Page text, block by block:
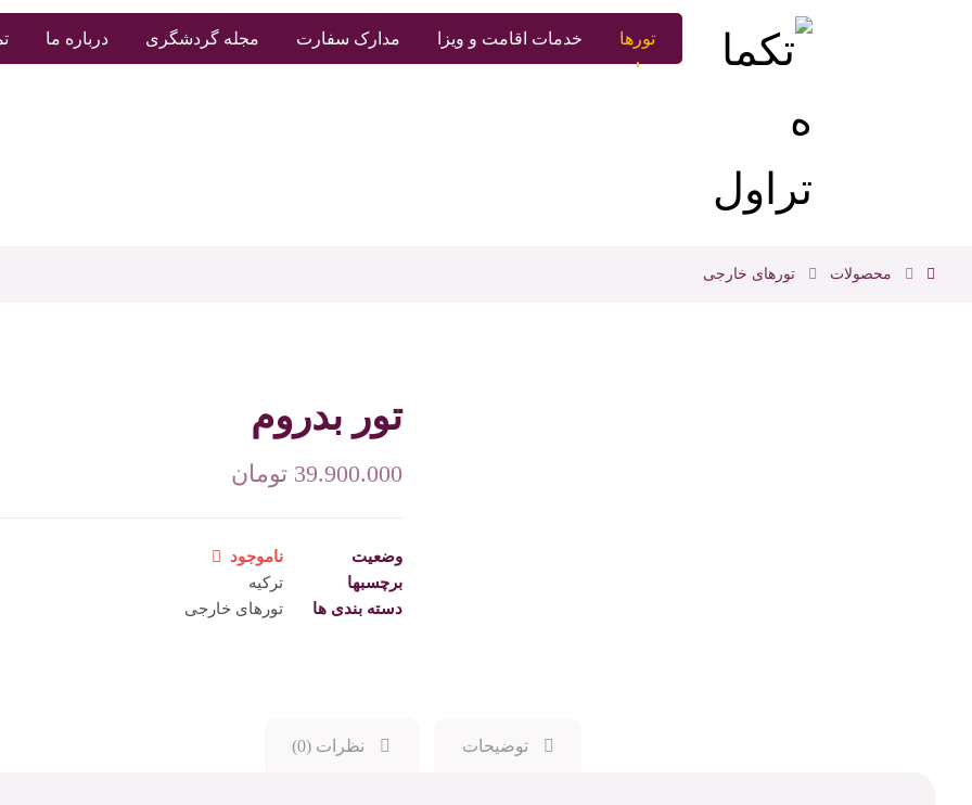
تورها خدمات اقامت و ویزا مدارک سفارت مجله گردشگری درباره ما
محصولات تورهای خارجی
تور بدروم
39.900.000 تومان
وضعیت
ناموجود
برچسبها
ترکیه
دسته بندی ها
تورهای خارجی
توضیحات نظرات (0)